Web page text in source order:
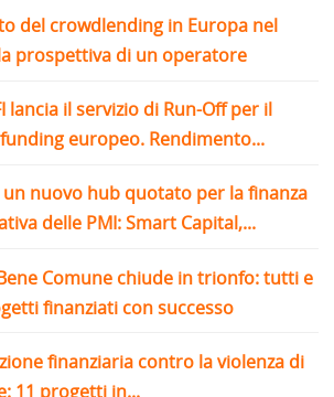
del crowdlending in Europa nel
prospettiva di un operatore
lancia il servizio di Run-Off per il
europeo. Rendimento...
un nuovo hub quotato per la finanza
delle PMI: Smart Capital,...
Comune chiude in trionfo: tutti e
finanziati con successo
finanziaria contro la violenza di
11 progetti in...